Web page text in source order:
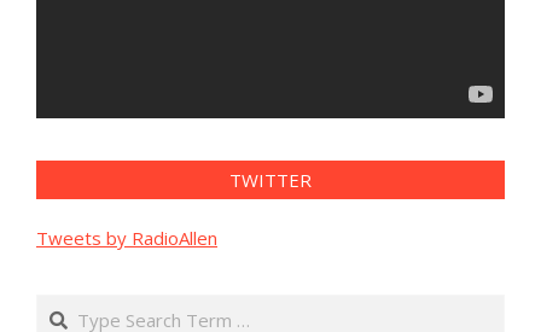
TWITTER
Tweets by RadioAllen
Search